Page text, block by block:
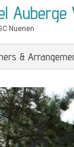
Auberge
Nuenen
&